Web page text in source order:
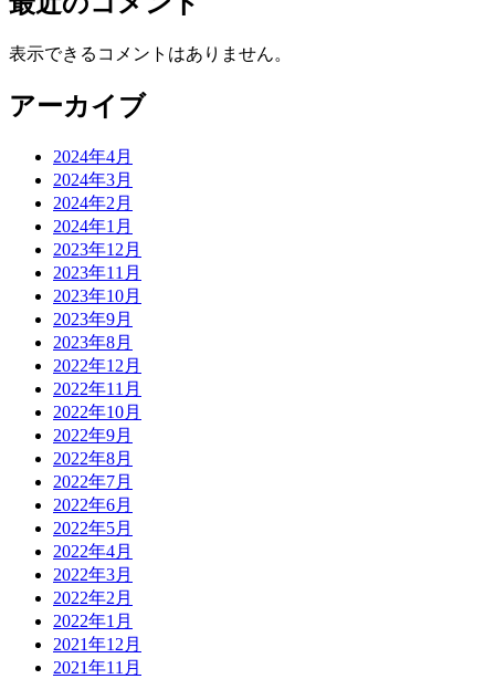
表示できるコメントはありません。
アーカイブ
2024年4月
2024年3月
2024年2月
2024年1月
2023年12月
2023年11月
2023年10月
2023年9月
2023年8月
2022年12月
2022年11月
2022年10月
2022年9月
2022年8月
2022年7月
2022年6月
2022年5月
2022年4月
2022年3月
2022年2月
2022年1月
2021年12月
2021年11月